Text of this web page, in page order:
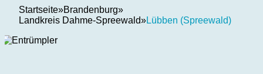
Startseite»Brandenburg»
Landkreis Dahme-Spreewald»Lübben (Spreewald)